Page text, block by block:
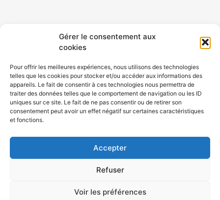
Gérer le consentement aux
cookies
Pour offrir les meilleures expériences, nous utilisons des technologies
telles que les cookies pour stocker et/ou accéder aux informations des
appareils. Le fait de consentir à ces technologies nous permettra de
traiter des données telles que le comportement de navigation ou les ID
uniques sur ce site. Le fait de ne pas consentir ou de retirer son
consentement peut avoir un effet négatif sur certaines caractéristiques
et fonctions.
Accepter
Refuser
Voir les préférences
CONTACT MENTIONS LÉGALES
ACCESSIBILITÉ
POLITIQUE DE COOKIES (UE)